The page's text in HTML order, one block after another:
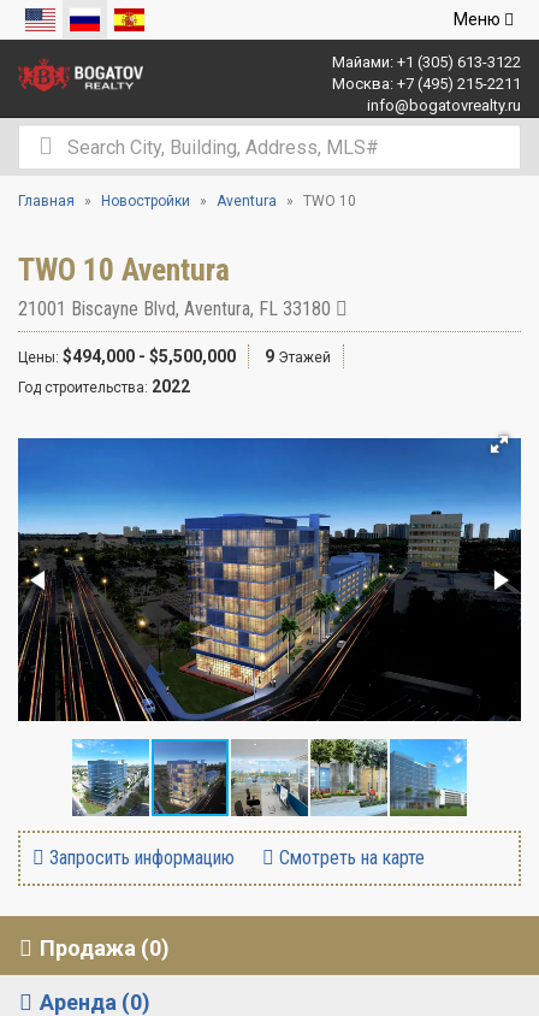
Открыть
Меню
Майами: +1 (305) 613-3122
Москва: +7 (495) 215-2211
info@bogatovrealty.ru
Главная Новостройки Aventura TWO 10
TWO 10 Aventura
21001 Biscayne Blvd, Aventura, FL 33180
Цены: $494,000 - $5,500,000 9 Этажей
Год строительства: 2022
Запросить информацию Смотреть на карте
Продажа (0)
Аренда (0)